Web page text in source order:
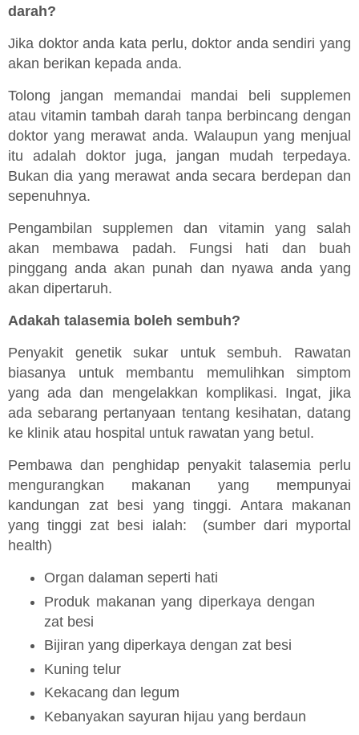
darah?
Jika doktor anda kata perlu, doktor anda sendiri yang
akan berikan kepada anda.
Tolong jangan memandai mandai beli supplemen
atau vitamin tambah darah tanpa berbincang dengan
doktor yang merawat anda. Walaupun yang menjual
itu adalah doktor juga, jangan mudah terpedaya.
Bukan dia yang merawat anda secara berdepan dan
sepenuhnya.
Pengambilan supplemen dan vitamin yang salah
akan membawa padah. Fungsi hati dan buah
pinggang anda akan punah dan nyawa anda yang
akan dipertaruh.
Adakah talasemia boleh sembuh?
Penyakit genetik sukar untuk sembuh. Rawatan
biasanya untuk membantu memulihkan simptom
yang ada dan mengelakkan komplikasi. Ingat, jika
ada sebarang pertanyaan tentang kesihatan, datang
ke klinik atau hospital untuk rawatan yang betul.
Pembawa dan penghidap penyakit talasemia perlu
mengurangkan makanan yang mempunyai
kandungan zat besi yang tinggi. Antara makanan
yang tinggi zat besi ialah: (sumber dari myportal
health)
Organ dalaman seperti hati
Produk makanan yang diperkaya dengan
zat besi
Bijiran yang diperkaya dengan zat besi
Kuning telur
Kekacang dan legum
Kebanyakan sayuran hijau yang berdaun